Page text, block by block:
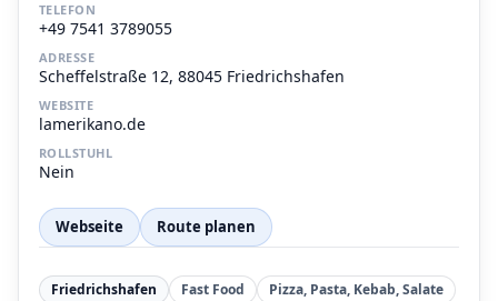
TELEFON
+49 7541 3789055
ADRESSE
Scheffelstraße 12, 88045 Friedrichshafen
WEBSITE
lamerikano.de
ROLLSTUHL
Nein
Webseite Route planen
Friedrichshafen Fast Food Pizza, Pasta, Kebab, Salate